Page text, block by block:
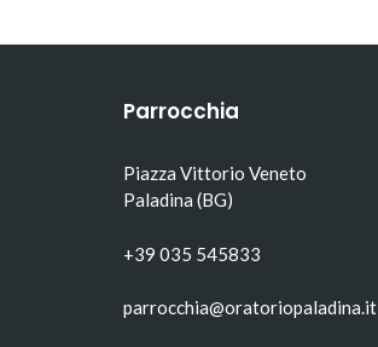
Parrocchia
Piazza Vittorio Veneto
Paladina (BG)
+39 035 545833
parrocchia@oratoriopaladina.it